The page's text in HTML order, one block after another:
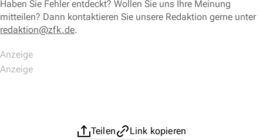
Haben Sie Fehler entdeckt? Wollen Sie uns Ihre Meinung
mitteilen? Dann kontaktieren Sie unsere Redaktion gerne unter
redaktion@zfk.de.
Teilen
Link kopieren